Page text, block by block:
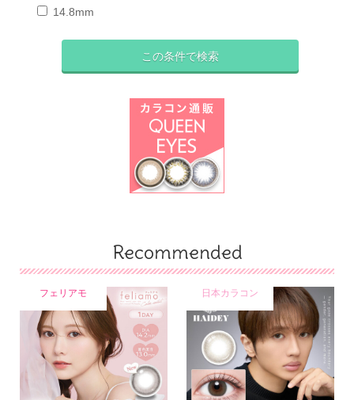
14.8mm
Recommended
フェリアモ 日本カラコン